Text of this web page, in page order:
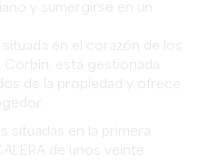
y sumergirse en un
situada en el corazón de los
Corbin, está gestionada
de la propiedad y ofrece
situadas en la primera
de unos veinte